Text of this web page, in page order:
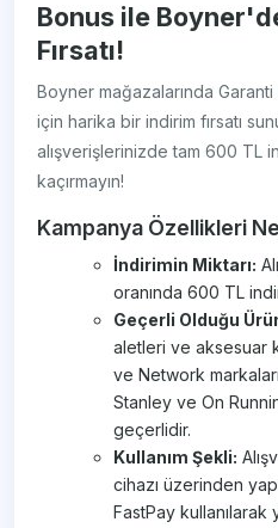
Bonus ile
Fırsatı!
Boyner mağazalarında Garanti
için harika bir indirim fırsatı
alışverişlerinizde tam 600 TL
kaçırmayın!
Kampanya Özellikleri
İndirimin Miktarı:
oranında 600 TL
Geçerli Olduğu
aletleri ve aksesuar
ve Network
Stanley ve On
geçerlidir.
Kullanım Şekli:
cihazı üzerinden
FastPay kullanılarak